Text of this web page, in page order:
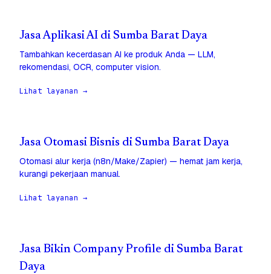
Jasa Aplikasi AI di Sumba Barat Daya
Tambahkan kecerdasan AI ke produk Anda — LLM,
rekomendasi, OCR, computer vision.
Lihat layanan →
Jasa Otomasi Bisnis di Sumba Barat Daya
Otomasi alur kerja (n8n/Make/Zapier) — hemat jam kerja,
kurangi pekerjaan manual.
Lihat layanan →
Jasa Bikin Company Profile di Sumba Barat
Daya